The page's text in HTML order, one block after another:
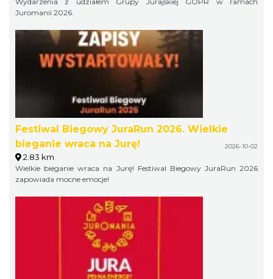
Juromanii 2026.
Festiwal Biegowy JuraRun 2026. Wielkie
bieganie wraca na Jurę!
2026-10-02
2.83 km
Wielkie bieganie wraca na Jurę! Festiwal Biegowy JuraRun 2026
zapowiada mocne emocje!